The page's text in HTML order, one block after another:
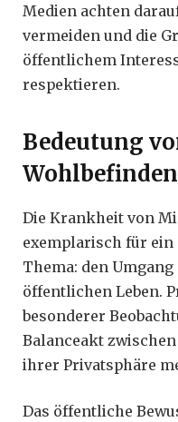
Medien achten
vermeiden und die
öffentlichem
respektieren.
Bedeutung
Die Krankheit von
exemplarisch für
Thema: den
öffentlichen Leben.
besonderer
Balanceakt
ihrer Privatsphäre
Das öffentliche